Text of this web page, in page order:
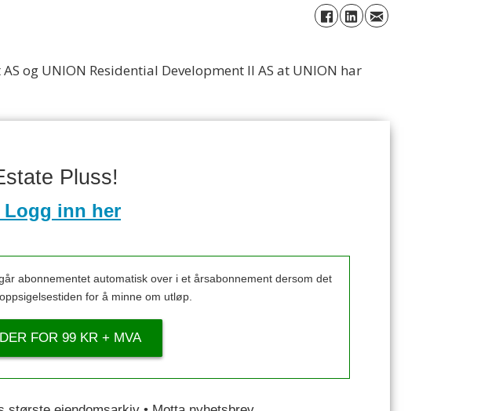
og UNION Residential Development II AS at UNION har
Pluss!
Logg inn her
abonnementet automatisk over i et årsabonnement dersom det
for å minne om utløp.
FOR 99 KR + MVA